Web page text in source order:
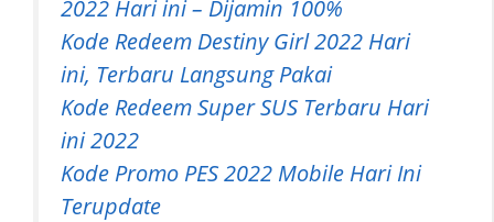
2022 Hari ini – Dijamin 100%
Kode Redeem Destiny Girl 2022 Hari
ini, Terbaru Langsung Pakai
Kode Redeem Super SUS Terbaru Hari
ini 2022
Kode Promo PES 2022 Mobile Hari Ini
Terupdate